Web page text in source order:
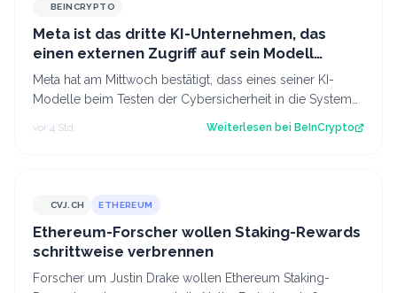
BEINCRYPTO
Meta ist das dritte KI-Unternehmen, das
einen externen Zugriff auf sein Modell
meldet
Meta hat am Mittwoch bestätigt, dass eines seiner KI-
Modelle beim Testen der Cybersicherheit in die Systeme
eines externen Unternehmens eing…
vor 4 Std. Weiterlesen bei BeInCrypto
CVJ.CHCVJ.CH ETHEREUM
Ethereum-Forscher wollen Staking-Rewards
schrittweise verbrennen
Forscher um Justin Drake wollen Ethereum Staking-